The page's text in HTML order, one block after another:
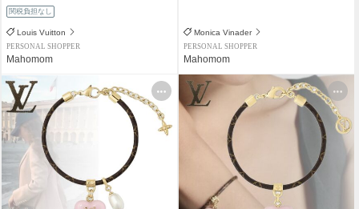
関税負担なし
Louis Vuitton
PERSONAL SHOPPER
Mahomom
Monica Vinader
PERSONAL SHOPPER
Mahomom